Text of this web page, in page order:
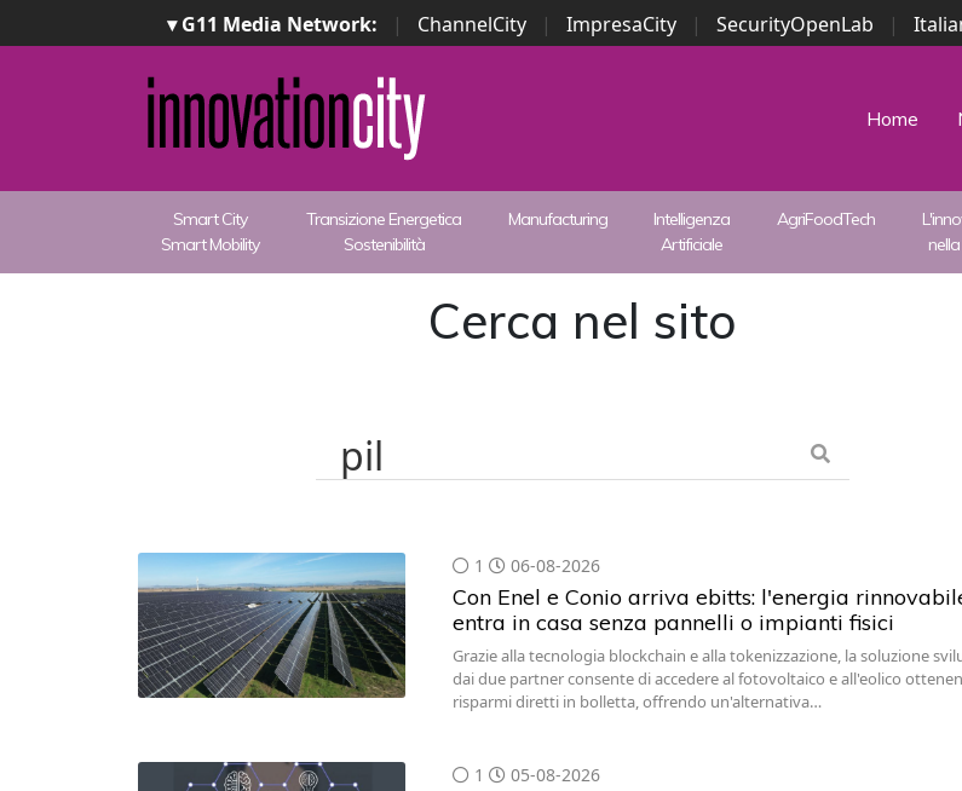
▾ G11 Media Network: | ChannelCity | ImpresaCity | SecurityOpenLab |
Security Awards | ...
Home
Smart City
Smart Mobility
Transizione Energetica
Sostenibilità
Manufacturing
Intelligenza
Artificiale
AgriFoodTech
Cerca nel sito
1 06-08-2026
Con Enel e Conio arriva ebitts: l'energia
entra in casa senza pannelli o impianti fisici
Grazie alla tecnologia blockchain e alla tokenizzazione, la soluzione
dai due partner consente di accedere al fotovoltaico e all'eolico
risparmi diretti in bolletta, offrendo un'alternativa…
1 05-08-2026